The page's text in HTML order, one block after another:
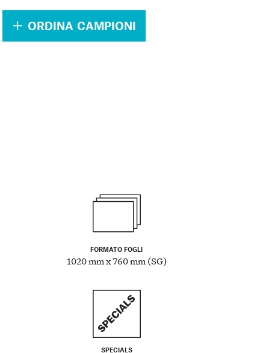
ORDINA CAMPIONI
FORMATO FOGLI
1020 mm x 760 mm (SG)
SPECIALS